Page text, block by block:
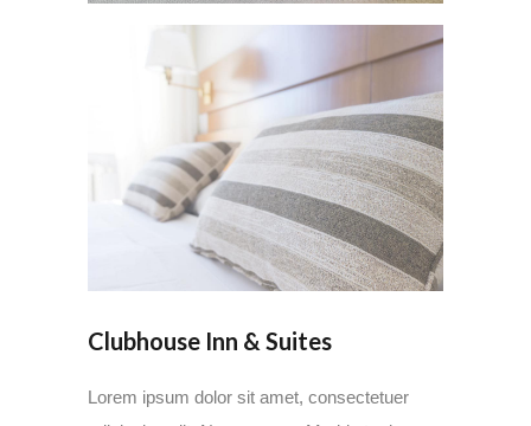
Clubhouse Inn & Suites
Lorem ipsum dolor sit amet, consectetuer